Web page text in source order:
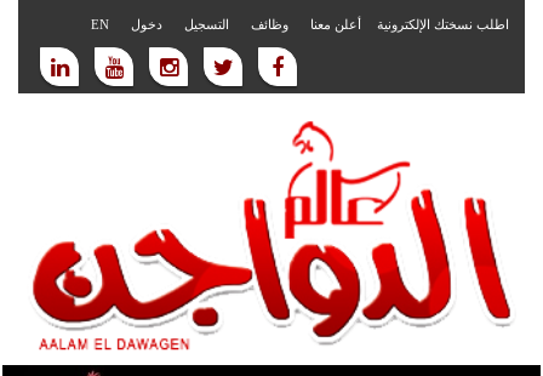
اطلب نسختك الإلكترونية أعلن معنا وظائف التسجيل دخول EN